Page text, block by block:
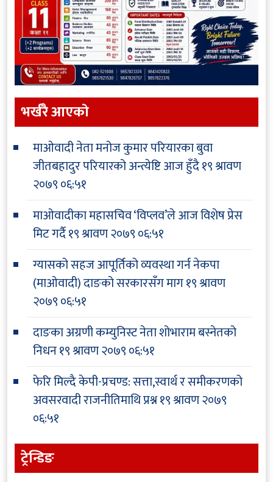
भर्खरै आएकाे
माओवादी नेता मनोज कुमार परियारका बुवा
जीतबहादुर परियारको अन्त्येष्टि आज हुँदै१९ श्रावण
२०७९ ०६:५१
माओवादीका महासचिव ‘विप्लव’ले आज विशेष प्रेस
मिट गर्दै१९ श्रावण २०७९ ०६:५१
ग्यासको सहज आपूर्तिको व्यवस्था गर्न नेकपा
(माओवादी) दाङको सरकारसँग माग१९ श्रावण
२०७९ ०६:५१
दाङका अग्रणी कम्युनिस्ट नेता शोभाराम बस्नेतको
निधन१९ श्रावण २०७९ ०६:५१
फेरि मिल्दै केपी-प्रचण्ड: सत्ता,स्वार्थ र समीकरणको
अवसरवादी राजनीतिमाथि प्रश्न१९ श्रावण २०७९
०६:५१
ट्रेन्डिङ